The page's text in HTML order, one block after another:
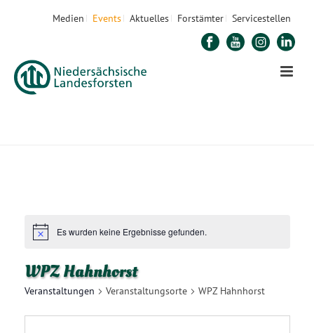
Medien Events Aktuelles Forstämter Servicestellen
Es wurden keine Ergebnisse gefunden.
WPZ Hahnhorst
Veranstaltungen Veranstaltungsorte WPZ Hahnhorst